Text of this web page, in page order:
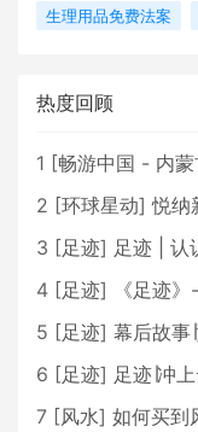
生理用品免费法案
热度回顾
1 [畅游中国 - 内
2 [环球星动] 悦纳
3 [足迹] 足迹 | 认
4 [足迹]
《足迹
5 [足迹] 幕后故事
6 [足迹] 足迹∣冲
7 [风水] 如何买到